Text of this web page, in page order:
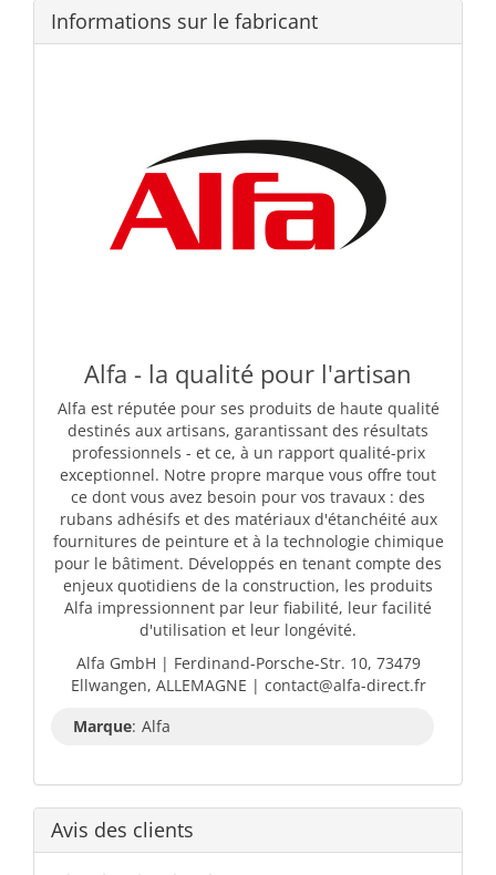
Informations sur le fabricant
Alfa - la qualité pour l'artisan
Alfa est réputée pour ses produits de haute qualité
destinés aux artisans, garantissant des résultats
professionnels - et ce, à un rapport qualité-prix
exceptionnel. Notre propre marque vous offre tout
ce dont vous avez besoin pour vos travaux : des
rubans adhésifs et des matériaux d'étanchéité aux
fournitures de peinture et à la technologie chimique
pour le bâtiment. Développés en tenant compte des
enjeux quotidiens de la construction, les produits
Alfa impressionnent par leur fiabilité, leur facilité
d'utilisation et leur longévité.
Alfa GmbH | Ferdinand-Porsche-Str. 10, 73479
Ellwangen, ALLEMAGNE | contact@alfa-direct.fr
Marque: Alfa
Avis des clients